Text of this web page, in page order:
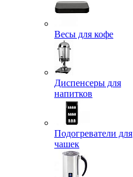
Весы для кофе
Диспенсеры для
напитков
Подогреватели для
чашек